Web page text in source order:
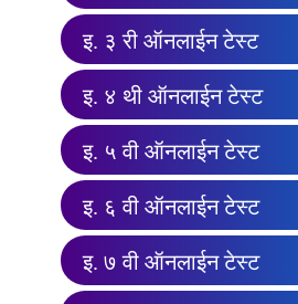
इ. ३ री ऑनलाईन टेस्ट
इ. ४ थी ऑनलाईन टेस्ट
इ. ५ वी ऑनलाईन टेस्ट
इ. ६ वी ऑनलाईन टेस्ट
इ. ७ वी ऑनलाईन टेस्ट